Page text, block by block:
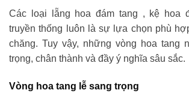
Các loại lẵng hoa đám tang , kệ hoa
truyền thống luôn là sự lựa chọn phù
chăng. Tuy vậy, những vòng hoa tang
trọng, chân thành và đầy ý nghĩa sâu sắc.
Vòng hoa tang lễ sang trọng